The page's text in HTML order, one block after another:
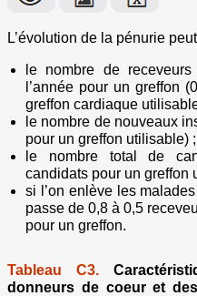
L’évolution de la pénurie
le nombre de
l’année pour un greffon
greffon cardiaque
le nombre de nouveaux
pour un greffon utilisable) ;
le nombre total de
candidats pour un greffon
si l’on enlève les
passe de 0,8 à 0,5
pour un greffon.
Tableau C3.
donneurs de coeur et